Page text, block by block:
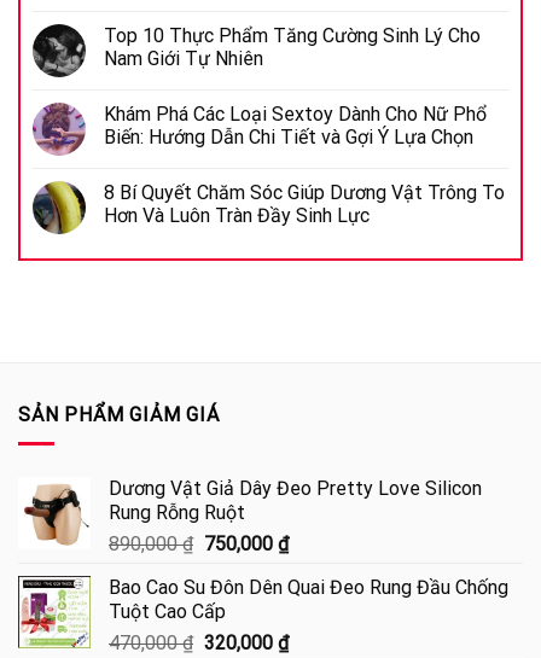
Top 10 Thực Phẩm Tăng Cường Sinh Lý Cho
Nam Giới Tự Nhiên
Khám Phá Các Loại Sextoy Dành Cho Nữ Phổ
Biến: Hướng Dẫn Chi Tiết và Gợi Ý Lựa Chọn
8 Bí Quyết Chăm Sóc Giúp Dương Vật Trông To
Hơn Và Luôn Tràn Đầy Sinh Lực
SẢN PHẨM GIẢM GIÁ
Dương Vật Giả Dây Đeo Pretty Love Silicon
Rung Rỗng Ruột
890,000₫ Giá
là:
890,000 ₫.
750,000 ₫Giá
tại
750,000 ₫.
Bao Cao Su Đôn Dên Quai Đeo Rung Đầu Chống
Tuột Cao Cấp
470,000₫ Giá
320,000 ₫Giá